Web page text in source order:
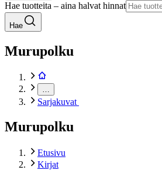
Hae tuotteita – aina halvat hinnat
Hae
Murupolku
Sarjakuvat
Murupolku
Etusivu
Kirjat